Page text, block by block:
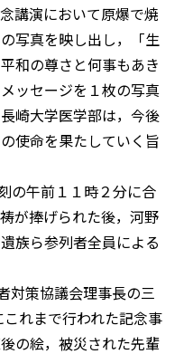
講演において原爆で焼
写真を映し出し，「生
和の尊さと何事もあき
ッセージを１枚の写真
崎大学医学部は，今後
使命を果たしていく旨
の午前１１時２分に合
が捧げられた後，河野
族ら参列者全員による
対策協議会理事長の三
れまで行われた記念事
の絵，被災された先輩